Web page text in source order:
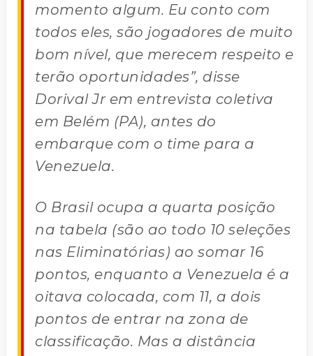
momento algum. Eu conto com
todos eles, são jogadores de muito
bom nível, que merecem respeito e
terão oportunidades”, disse
Dorival Jr em entrevista coletiva
em Belém (PA), antes do
embarque com o time para a
Venezuela.
O Brasil ocupa a quarta posição
na tabela (são ao todo 10 seleções
nas Eliminatórias) ao somar 16
pontos, enquanto a Venezuela é a
oitava colocada, com 11, a dois
pontos de entrar na zona de
classificação. Mas a distância